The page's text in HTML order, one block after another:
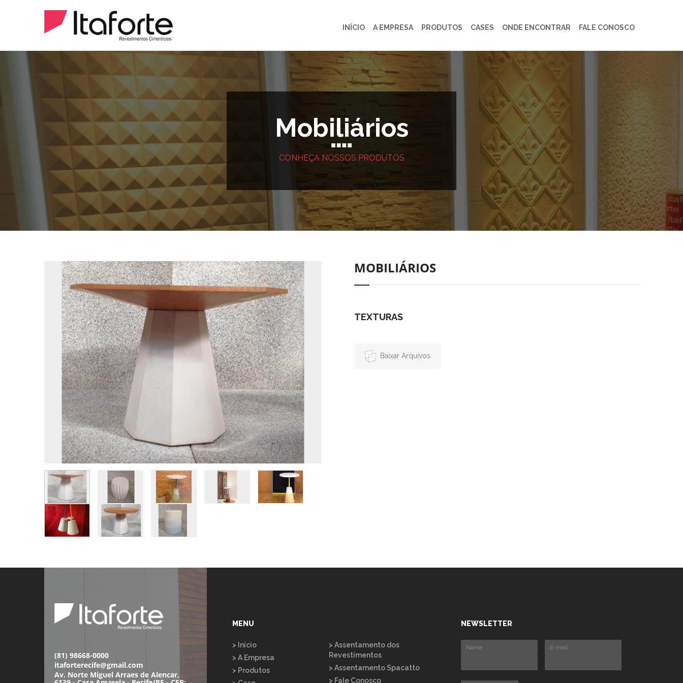
INÍCIO A EMPRESA PRODUTOS CASES ONDE ENCONTRAR FALE CONOSCO
Mobiliários
CONHEÇA NOSSOS PRODUTOS
MOBILIÁRIOS
TEXTURAS
Baixar Arquivos
(81) 98668-0000
itaforterecife@gmail.com
Av. Norte Miguel Arraes de Alencar,
MENU
> Início
> A Empresa
> Produtos
> Assentamento dos
Revestimentos
> Assentamento Spacatto
> Fale Conosco
NEWSLETTER